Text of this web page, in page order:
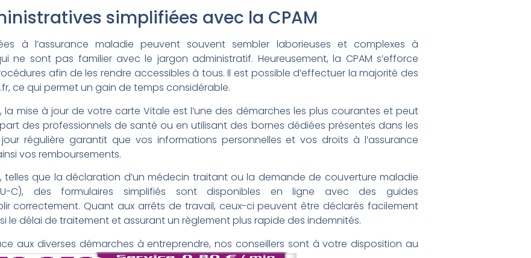
simplifiées avec la CPAM
à l’assurance maladie peuvent souvent sembler laborieuses et complexes à
ne sont pas familier avec le jargon administratif. Heureusement, la CPAM s’efforce
afin de les rendre accessibles à tous. Il est possible d’effectuer la majorité des
ce qui permet un gain de temps considérable.
mise à jour de votre carte Vitale est l’une des démarches les plus courantes et peut
des professionnels de santé ou en utilisant des bornes dédiées présentes dans les
régulière garantit que vos informations personnelles et vos droits à l’assurance
vos remboursements.
telles que la déclaration d’un médecin traitant ou la demande de couverture maladie
C), des formulaires simplifiés sont disponibles en ligne avec des guides
correctement. Quant aux arrêts de travail, ceux-ci peuvent être déclarés facilement
le délai de traitement et assurant un règlement plus rapide des indemnités.
aux diverses démarches à entreprendre, nos conseillers sont à votre disposition au